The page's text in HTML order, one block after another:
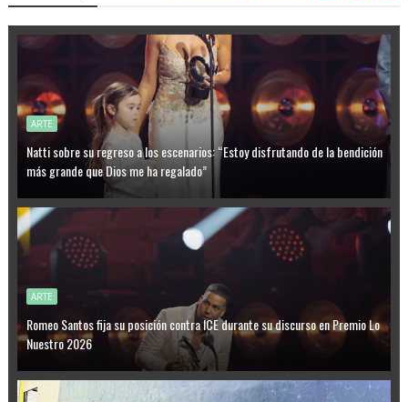
ARTE
Natti sobre su regreso a los escenarios: “Estoy disfrutando de la bendición
más grande que Dios me ha regalado”
ARTE
Romeo Santos fija su posición contra ICE durante su discurso en Premio Lo
Nuestro 2026